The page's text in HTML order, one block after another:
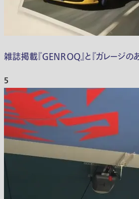
雑誌掲載『ＧＥＮＲＯＱ』と『ガレージの
5